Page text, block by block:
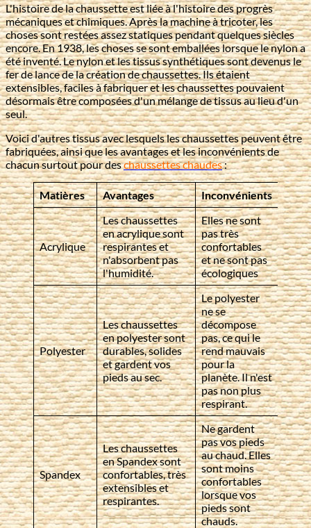
L'histoire de la chaussette est liée à l'histoire des progrès
mécaniques et chimiques. Après la machine à tricoter, les
choses sont restées assez statiques pendant quelques siècles
encore. En 1938, les choses se sont emballées lorsque le nylon a
été inventé. Le nylon et les tissus synthétiques sont devenus le
fer de lance de la création de chaussettes. Ils étaient
extensibles, faciles à fabriquer et les chaussettes pouvaient
désormais être composées d'un mélange de tissus au lieu d'un
seul.
Voici d'autres tissus avec lesquels les chaussettes peuvent être
fabriquées, ainsi que les avantages et les inconvénients de
chacun surtout pour deschaussettes chaudes:
Matières Avantages Inconvénients
Acrylique
Les chaussettes
en acrylique sont
respirantes et
n'absorbent pas
l'humidité.
Elles ne sont
pas très
confortables
et ne sont pas
écologiques
Polyester
Les chaussettes
en polyester sont
durables, solides
et gardent vos
pieds au sec.
Le polyester
ne se
décompose
pas, ce qui le
rend mauvais
pour la
planète. Il n'est
pas non plus
respirant.
Spandex
Les chaussettes
en Spandex sont
confortables, très
extensibles et
respirantes.
Ne gardent
pas vos pieds
au chaud. Elles
sont moins
confortables
lorsque vos
pieds sont
chauds.